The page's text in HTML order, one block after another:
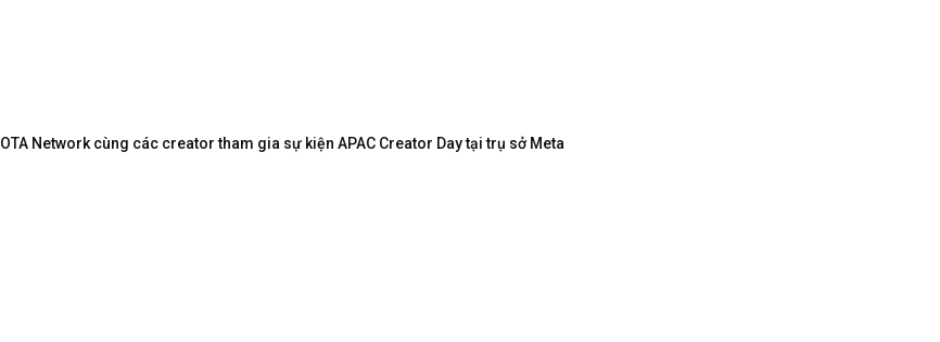
OTA Network cùng các creator tham gia sự kiện APAC Creator Day tại trụ sở Meta